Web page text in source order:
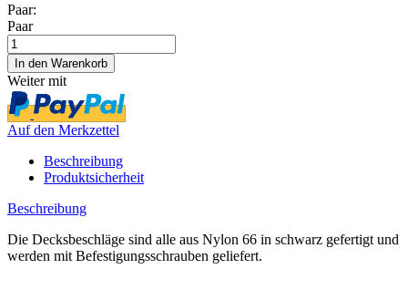
Paar:
Paar
Weiter mit
Auf den Merkzettel
Beschreibung
Produktsicherheit
Beschreibung
Die Decksbeschläge sind alle aus Nylon 66 in schwarz gefertigt und
werden mit Befestigungsschrauben geliefert.